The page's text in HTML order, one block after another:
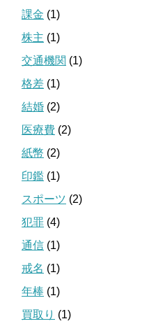
課金 (1)
株主 (1)
交通機関 (1)
格差 (1)
結婚 (2)
医療費 (2)
紙幣 (2)
印鑑 (1)
スポーツ (2)
犯罪 (4)
通信 (1)
戒名 (1)
年棒 (1)
買取り (1)